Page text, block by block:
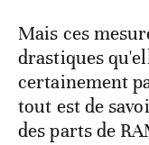
Mais ces
drastiques
certainement
tout est de
des parts de